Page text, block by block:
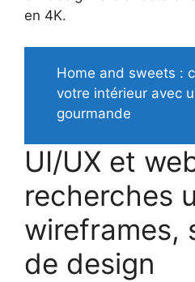
en 4K.
Home and sweets :
votre intérieur avec
gourmande
UI/UX et
recherches
wireframes,
de design